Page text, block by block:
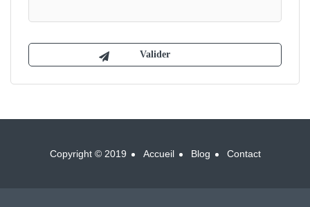
Copyright © 2019 Accueil Blog Contact